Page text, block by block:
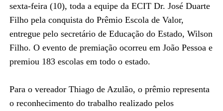
sexta-feira (10), toda a equipe da ECIT Dr. José Duarte
Filho pela conquista do Prêmio Escola de Valor,
entregue pelo secretário de Educação do Estado, Wilson
Filho. O evento de premiação ocorreu em João Pessoa e
premiou 183 escolas em todo o estado.
Para o vereador Thiago de Azulão, o prêmio representa
o reconhecimento do trabalho realizado pelos